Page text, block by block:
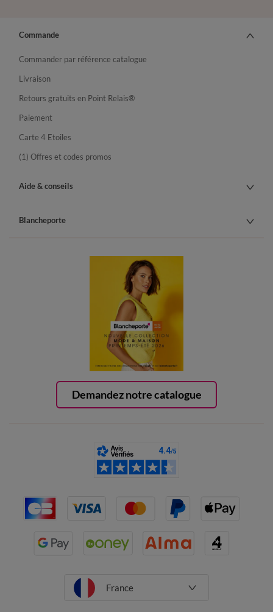
Demandez notre catalogue
Commande
Commander par référence catalogue
Livraison
Retours gratuits en Point Relais®
Paiement
Carte 4 Etoiles
(1) Offres et codes promos
Aide & conseils
Blancheporte
France